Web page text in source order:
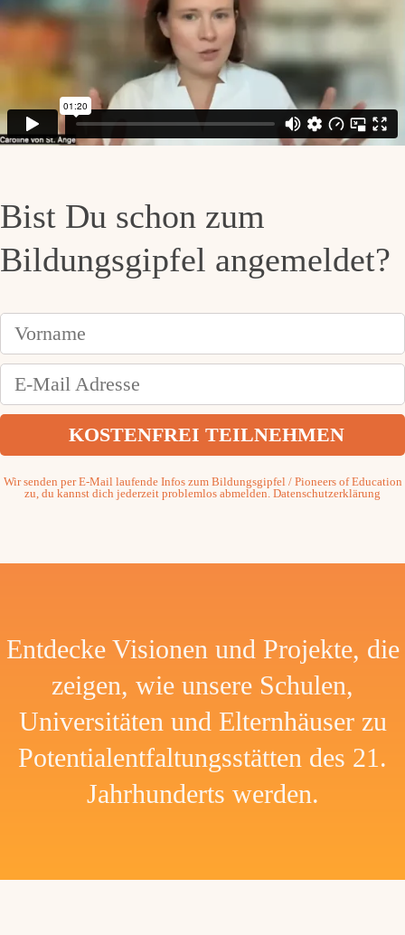
Bist Du schon zum
Bildungsgipfel angemeldet?
Wir senden per E-Mail laufende Infos zum Bildungsgipfel / Pioneers of Education
zu, du kannst dich jederzeit problemlos abmelden. Datenschutzerklärung
Entdecke Visionen und Projekte, die
zeigen, wie unsere Schulen,
Universitäten und Elternhäuser zu
Potentialentfaltungsstätten des 21.
Jahrhunderts werden.